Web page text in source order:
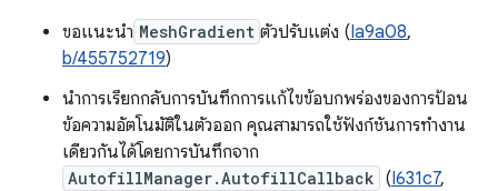
ขอแนะนำ MeshGradient ตัวปรับแต่ง (Ia9a08,
b/455752719)
นำการเรียกกลับการบันทึกการแก้ไขข้อบกพร่องของการป้อน
ข้อความอัตโนมัติในตัวออก คุณสามารถใช้ฟังก์ชันการทำงาน
เดียวกันได้โดยการบันทึกจาก
AutofillManager.AutofillCallback (I631c7,